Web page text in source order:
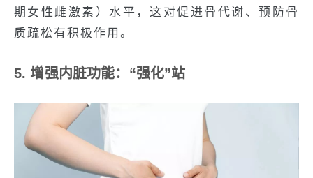
期女性雌激素）水平，这对促进骨代谢、预防骨
质疏松有积极作用。
5. 增强内脏功能：“强化”站